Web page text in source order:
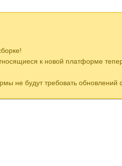
к новой платформе
не будут требовать обновлений